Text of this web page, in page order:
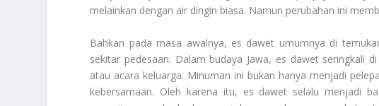
melainkan dengan air dingin biasa. Namun perubahan ini
Bahkan pada masa awalnya, es dawet umumnya di
sekitar pedesaan. Dalam budaya Jawa, es dawet seringkali
atau acara keluarga. Minuman ini bukan hanya menjadi
kebersamaan. Oleh karena itu, es dawet selalu menjadi